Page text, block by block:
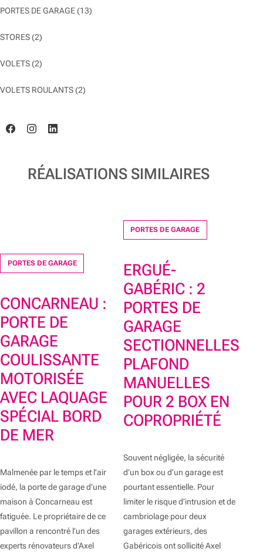
PORTES DE GARAGE(13)
STORES(2)
VOLETS(2)
VOLETS ROULANTS(2)
RÉALISATIONS SIMILAIRES
PORTES DE GARAGE
CONCARNEAU :
PORTE DE
GARAGE
COULISSANTE
MOTORISÉE
AVEC LAQUAGE
SPÉCIAL BORD
DE MER
Malmenée par le temps et l’air
iodé, la porte de garage d’une
maison à Concarneau est
fatiguée. Le propriétaire de ce
pavillon a rencontré l’un des
experts rénovateurs d’Axel
PORTES DE GARAGE
ERGUÉ-
GABÉRIC : 2
PORTES DE
GARAGE
SECTIONNELLES
PLAFOND
MANUELLES
POUR 2 BOX EN
COPROPRIÉTÉ
Souvent négligée, la sécurité
d’un box ou d’un garage est
pourtant essentielle. Pour
limiter le risque d’intrusion et de
cambriolage pour deux
garages extérieurs, des
Gabéricois ont sollicité Axel